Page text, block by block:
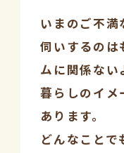
いまのご不
伺いするのは
ムに関係ない
暮らしのイメ
あります。
どんなことで